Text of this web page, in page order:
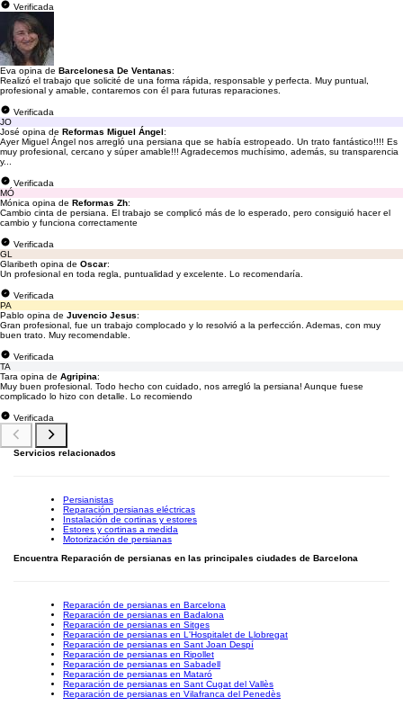
Verificada
Eva opina de Barcelonesa De Ventanas:
Realizó el trabajo que solicité de una forma rápida, responsable y perfecta. Muy puntual,
profesional y amable, contaremos con él para futuras reparaciones.
Verificada
JO
José opina de Reformas Miguel Ángel:
Ayer Miguel Ángel nos arregló una persiana que se había estropeado. Un trato fantástico!!!! Es
muy profesional, cercano y súper amable!!! Agradecemos muchísimo, además, su transparencia
y...
Verificada
MÓ
Mónica opina de Reformas Zh:
Cambio cinta de persiana. El trabajo se complicó más de lo esperado, pero consiguió hacer el
cambio y funciona correctamente
Verificada
GL
Glaribeth opina de Oscar:
Un profesional en toda regla, puntualidad y excelente. Lo recomendaría.
Verificada
PA
Pablo opina de Juvencio Jesus:
Gran profesional, fue un trabajo complocado y lo resolvió a la perfección. Ademas, con muy
buen trato. Muy recomendable.
Verificada
TA
Tara opina de Agripina:
Muy buen profesional. Todo hecho con cuidado, nos arregló la persiana! Aunque fuese
complicado lo hizo con detalle. Lo recomiendo
Verificada
Servicios relacionados
Persianistas
Reparación persianas eléctricas
Instalación de cortinas y estores
Estores y cortinas a medida
Motorización de persianas
Encuentra Reparación de persianas en las principales ciudades de Barcelona
Reparación de persianas en Barcelona
Reparación de persianas en Badalona
Reparación de persianas en Sitges
Reparación de persianas en L'Hospitalet de Llobregat
Reparación de persianas en Sant Joan Despí
Reparación de persianas en Ripollet
Reparación de persianas en Sabadell
Reparación de persianas en Mataró
Reparación de persianas en Sant Cugat del Vallès
Reparación de persianas en Vilafranca del Penedès